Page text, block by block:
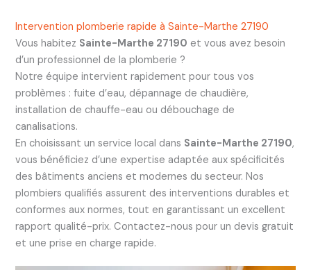
Intervention plomberie rapide à Sainte-Marthe 27190
Vous habitez Sainte-Marthe 27190 et vous avez besoin
d’un professionnel de la plomberie ?
Notre équipe intervient rapidement pour tous vos
problèmes : fuite d’eau, dépannage de chaudière,
installation de chauffe-eau ou débouchage de
canalisations.
En choisissant un service local dans Sainte-Marthe 27190,
vous bénéficiez d’une expertise adaptée aux spécificités
des bâtiments anciens et modernes du secteur. Nos
plombiers qualifiés assurent des interventions durables et
conformes aux normes, tout en garantissant un excellent
rapport qualité-prix. Contactez-nous pour un devis gratuit
et une prise en charge rapide.